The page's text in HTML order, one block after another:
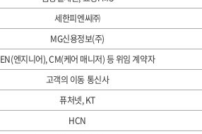
세한피엔씨㈜
MG신용정보(주)
EN(엔지니어), CM(케어 매니저) 등 위임 계약자
고객의 이동 통신사
퓨처넷, KT
HCN